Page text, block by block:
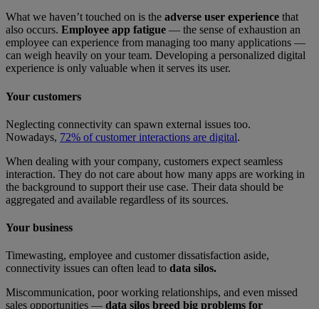
What we haven’t touched on is the adverse user experience that
also occurs. Employee app fatigue — the sense of exhaustion an
employee can experience from managing too many applications —
can weigh heavily on your team. Developing a personalized digital
experience is only valuable when it serves its user.
Your customers
Neglecting connectivity can spawn external issues too.
Nowadays, 72% of customer interactions are digital.
When dealing with your company, customers expect seamless
interaction. They do not care about how many apps are working in
the background to support their use case. Their data should be
aggregated and available regardless of its sources.
Your business
Timewasting, employee and customer dissatisfaction aside,
connectivity issues can often lead to data silos.
Miscommunication, poor working relationships, and even missed
sales opportunities — data silos breed big problems for